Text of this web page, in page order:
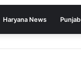
Haryana News Punjab